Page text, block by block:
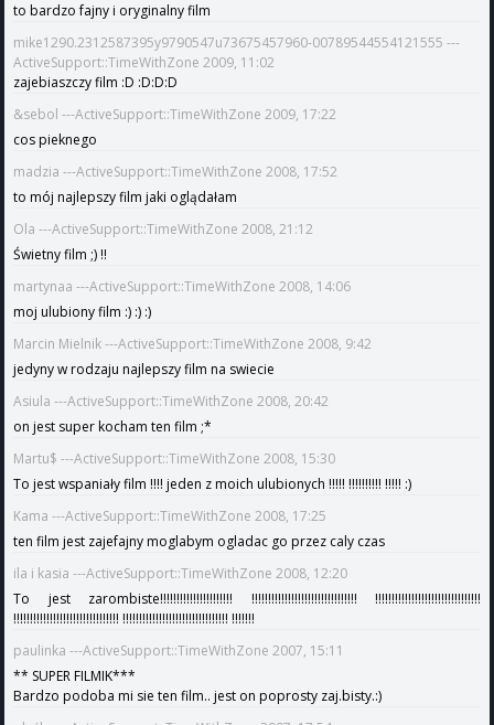
to bardzo fajny i oryginalny film
mike1290.2312587395y9790547u73675457960-00789544554121555 ---
ActiveSupport::TimeWithZone 2009, 11:02
zajebiaszczy film :D :D:D:D
&sebol ---ActiveSupport::TimeWithZone 2009, 17:22
cos pieknego
madzia ---ActiveSupport::TimeWithZone 2008, 17:52
to mój najlepszy film jaki oglądałam
Ola ---ActiveSupport::TimeWithZone 2008, 21:12
Świetny film ;) !!
martynaa ---ActiveSupport::TimeWithZone 2008, 14:06
moj ulubiony film :) :) :)
Marcin Mielnik ---ActiveSupport::TimeWithZone 2008, 9:42
jedyny w rodzaju najlepszy film na swiecie
Asiula ---ActiveSupport::TimeWithZone 2008, 20:42
on jest super kocham ten film ;*
Martu$ ---ActiveSupport::TimeWithZone 2008, 15:30
To jest wspaniały film !!!! jeden z moich ulubionych !!!!! !!!!!!!!!! !!!!! :)
Kama ---ActiveSupport::TimeWithZone 2008, 17:25
ten film jest zajefajny moglabym ogladac go przez caly czas
ila i kasia ---ActiveSupport::TimeWithZone 2008, 12:20
To jest zarombiste!!!!!!!!!!!!!!!!!!!!!! !!!!!!!!!!!!!!!!!!!!!!!!!!!!!!!! !!!!!!!!!!!!!!!!!!!!!!!!!!!!!!!!
!!!!!!!!!!!!!!!!!!!!!!!!!!!!!!!! !!!!!!!!!!!!!!!!!!!!!!!!!!!!!!!! !!!!!!!
paulinka ---ActiveSupport::TimeWithZone 2007, 15:11
** SUPER FILMIK***
Bardzo podoba mi sie ten film.. jest on poprosty zaj.bisty.:)